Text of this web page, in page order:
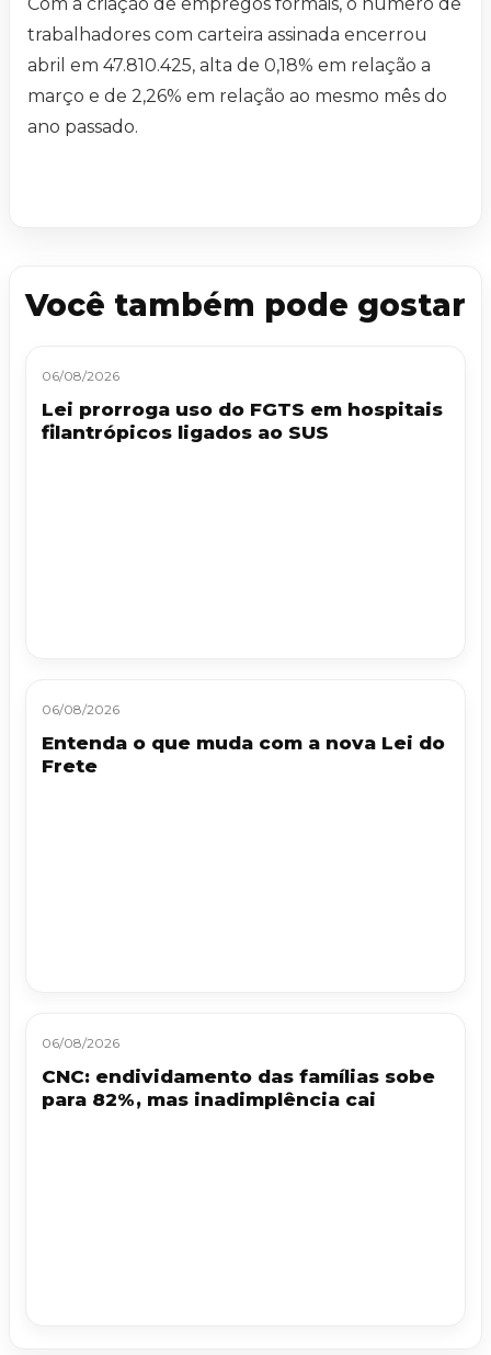
trabalhadores com carteira assinada encerrou
abril em 47.810.425, alta de 0,18% em relação a
março e de 2,26% em relação ao mesmo mês do
ano passado.
Você também pode gostar
06/08/2026
Lei prorroga uso do FGTS em hospitais
filantrópicos ligados ao SUS
06/08/2026
Entenda o que muda com a nova Lei do
Frete
06/08/2026
CNC: endividamento das famílias sobe
para 82%, mas inadimplência cai